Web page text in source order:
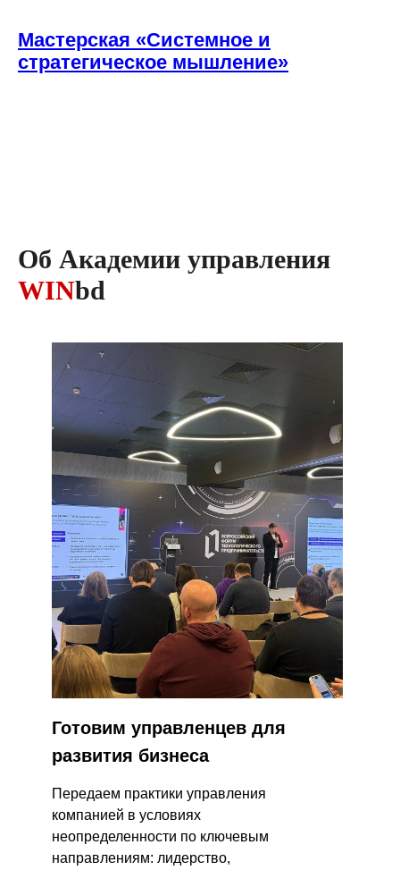
Мастерская «Системное и
стратегическое мышление»
Об Академии управления
WINbd
Передаем практики управления
компанией в условиях
неопределенности по ключевым
направлениям: лидерство,
Готовим управленцев для
развития бизнеса